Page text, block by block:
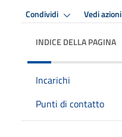
Condividi Vedi azioni
INDICE DELLA PAGINA
Incarichi
Punti di contatto